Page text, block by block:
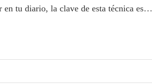
tu diario, la clave de esta técnica es…